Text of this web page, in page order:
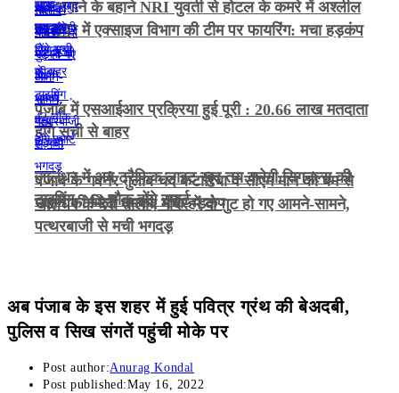
भूत भगाने के बहाने NRI युवती से होटल के कमरे में अश्लील
हरकत
जालंधर में एक्साइज विभाग की टीम पर फायरिंग: मचा हड़कंप
पंजाब में एसआईआर प्रक्रिया हुई पूरी : 20.66 लाख मतदाता
होंगे सूची से बाहर
पंजाब के गवर्नर गुलाब चंद कटारिया व सीएम मान को बम से
उड़ाने की मिली धमकी, मचा हड़कंप
जालंधर में अब ट्रैफिक लाइट खुद तय करेगी सिगनल्स की
टाइमिंग , 42 चौक होंगे स्मार्ट
जालंधर के देवी तालाब मंदिर में दो गुट हो गए आमने-सामने,
पत्थरबाजी से मची भगदड़
अब पंजाब के इस शहर में हुई पवित्र ग्रंथ की बेअदबी,
पुलिस व सिख संगतें पहुंची मोके पर
Post author:Anurag Kondal
Post published:May 16, 2022